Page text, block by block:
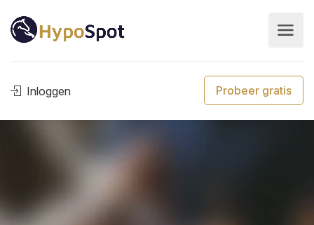
Inloggen Probeer gratis